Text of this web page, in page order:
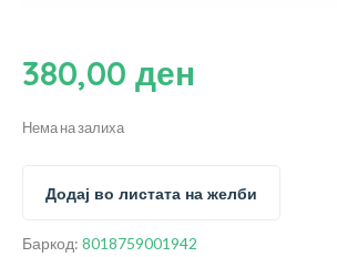
380,00 ден
Нема на залиха
Додај во листата на желби
Баркод: 8018759001942